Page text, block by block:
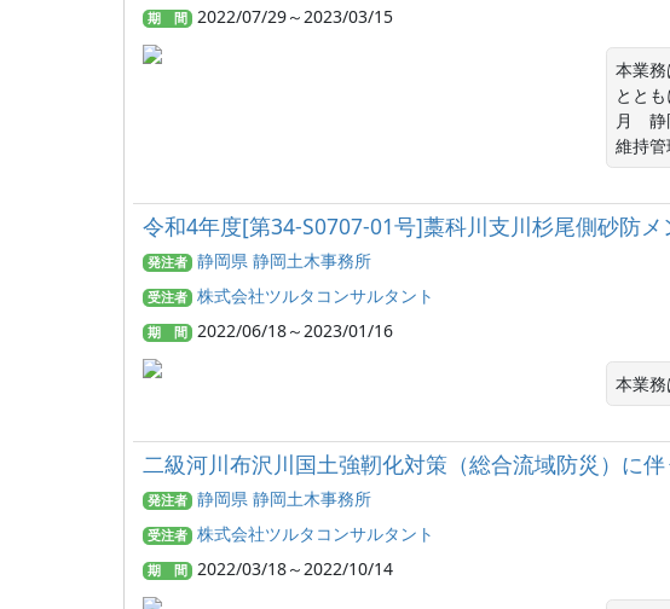
期 間 2022/07/29～2023/03/15
本業
とと
月　
維持管
令和4年度[第34-S0707-01号]藁科川支川杉尾側砂防
発注者 静岡県 静岡土木事務所
受注者 株式会社ツルタコンサルタント
期 間 2022/06/18～2023/01/16
本業
二級河川布沢川国土強靭化対策（総合流域防災）に
発注者 静岡県 静岡土木事務所
受注者 株式会社ツルタコンサルタント
期 間 2022/03/18～2022/10/14